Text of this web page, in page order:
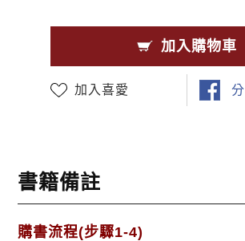
加入購物車
加入喜愛
書籍備註
購書流程(步驟1-4)